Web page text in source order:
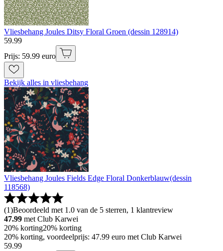
Vliesbehang Joules Ditsy Floral Groen (dessin 128914)
59.99
Prijs: 59.99 euro
Bekijk alles in vliesbehang
Vliesbehang Joules Fields Edge Floral Donkerblauw(dessin
118568)
(1)Beoordeeld met 1.0 van de 5 sterren, 1 klantreview
47.99 met Club Karwei
20% korting20% korting
20% korting, voordeelprijs: 47.99 euro met Club Karwei
59.99